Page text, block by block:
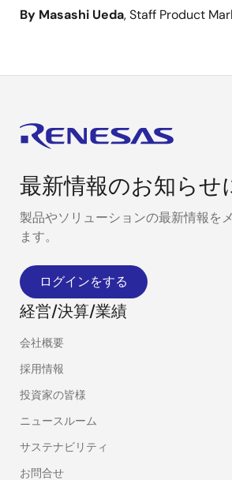
By Masashi Ueda, Staff Product
最新情報のお知らせ
製品やソリューションの最新情報を
ます。
ログインをする
経営/決算/業績
会社概要
採用情報
投資家の皆様
ニュースルーム
サステナビリティ
お問合せ